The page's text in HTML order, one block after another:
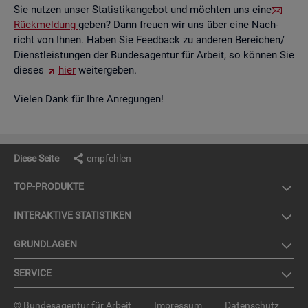
Sie nut­zen unser Sta­tis­tik­an­ge­bot und möch­ten uns eine
Rück­mel­dung geben? Dann freu­en wir uns über eine Nach­
richt von Ihnen. Haben Sie Feed­back zu an­de­ren Be­rei­chen/
Dienst­leis­tun­gen der Bun­des­agen­tur für Ar­beit, so kön­nen Sie
die­ses
hier wei­ter­ge­ben.
Vie­len Dank für Ihre An­re­gun­gen!
Diese Seite empfehlen
TOP-PRO­DUK­TE
IN­TER­AK­TI­VE STA­TIS­TI­KEN
GRUND­LA­GEN
SER­VICE
© Bundesagentur für Arbeit Impressum Datenschutz